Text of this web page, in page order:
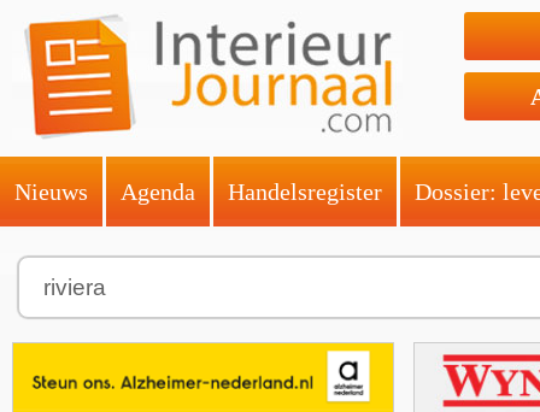
Nieuws Agenda Handelsregister Dossier: